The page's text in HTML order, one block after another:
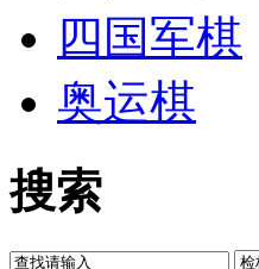
四国军棋
奥运棋
搜索